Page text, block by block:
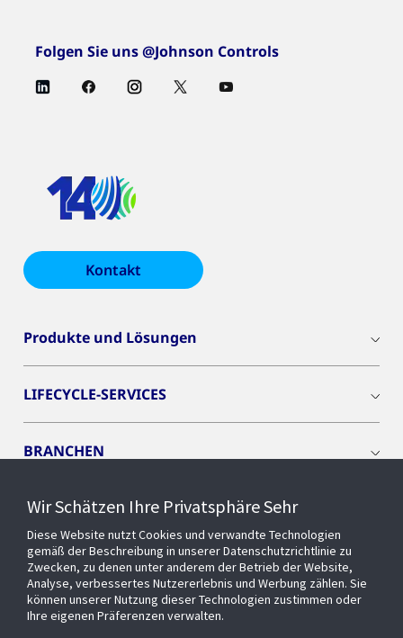
Folgen Sie uns @Johnson Controls
Kontakt
Produkte und Lösungen
LIFECYCLE-SERVICES
BRANCHEN
CYBER SOLUTIONS
OPENBLUE
SMART BUILDINGS
Wir Schätzen Ihre Privatsphäre Sehr
Diese Website nutzt Cookies und verwandte Technologien
gemäß der Beschreibung in unserer Datenschutzrichtlinie zu
Zwecken, zu denen unter anderem der Betrieb der Website,
Analyse, verbessertes Nutzererlebnis und Werbung zählen. Sie
können unserer Nutzung dieser Technologien zustimmen oder
Ihre eigenen Präferenzen verwalten.